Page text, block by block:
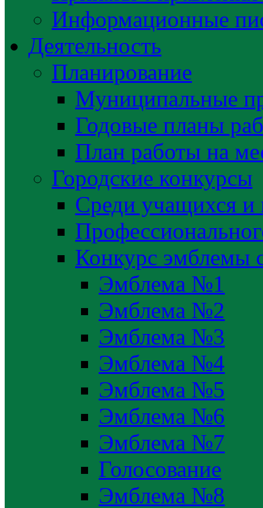
Информационные
Деятельность
Планирование
Муниципальные
Годовые планы
План работы на
Городские конкурсы
Среди учащихся и
Конкурс эмблемы
Эмблема №1
Эмблема №2
Эмблема №3
Эмблема №4
Эмблема №5
Эмблема №6
Эмблема №7
Голосование
Эмблема №8